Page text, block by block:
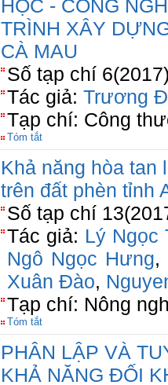
HỌC - CÔNG
TRÌNH XÂY
CÀ MAU
Số tạp chí
Tác giả: Trương
Tạp chí: Công
Tóm tắt
Khả năng hòa tan
trên đất phèn tỉnh
Số tạp chí
Tác giả: Lý Ngọc
Ngô Ngọc Hưng,
Xuân Đào,
Tạp chí: Nông
Tóm tắt
PHÂN LẬP VÀ
KHẢ NĂNG ĐỐI